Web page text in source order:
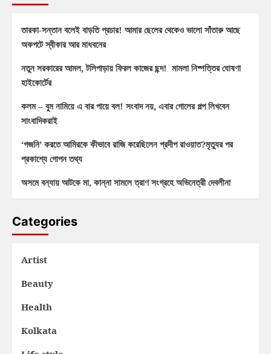
তারকা-সন্তান বলেই বাড়তি প্রচার! আমার ছেলের থেকেও ভালো সাঁতারু আছে
অকপটে স্বীকার আর মাধবনের
নতুন সরকারের আমল, টলিপাড়ায় ফিরল কাজের ছন্দ! মামলা নিষ্পত্তির ঘোষণা
হাইকোর্টের
কলম – বুম নামিয়ে এ বার পায়ে বল! সংবাদ নয়, এবার গোলের গল্প লিখবেন
সাংবাদিকরাই
‘গজনি’ করতে আমিরকে কীভাবে রাজি করেছিলেন প্রদীপ রাওয়াত?মৃত্যুর পর
প্রকাশ্যে গোপন তথ্য
অসমে বন্যায় আটকে মা, কান্না সামলে ত্রাণ সংগ্রহে অভিনেত্রী দেবলীনা
Categories
Artist
Beauty
Health
Kolkata